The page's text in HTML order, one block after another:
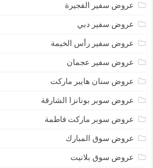
عروض سفير الفجيرة
عروض سفير دبي
عروض سفير رأس الخيمة
عروض سفير عجمان
عروض سنان هايبر ماركت
عروض سوبر بونانزا الشارقة
عروض سوبر ماركت فاطمة
عروض سوق المبارك
عروض سوق بلانيت